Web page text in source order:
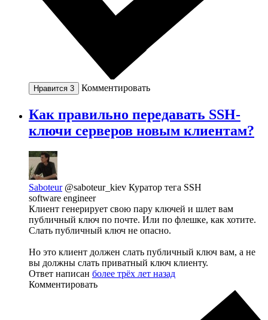
Нравится 3 Комментировать
Как правильно передавать SSH-
ключи серверов новым клиентам?
Saboteur @saboteur_kiev Куратор тега SSH
software engineer
Клиент генерирует свою пару ключей и шлет вам
публичный ключ по почте. Или по флешке, как хотите.
Слать публичный ключ не опасно.
Но это клиент должен слать публичный ключ вам, а не
вы должны слать приватный ключ клиенту.
Ответ написан более трёх лет назад
Комментировать